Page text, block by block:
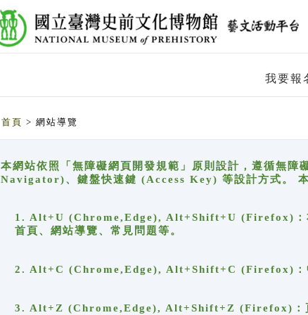
我要報
首頁 > 網站導覽
本網站依照「無障礙網頁開發規範」原則設計，遵循無
Navigator)、鍵盤快速鍵 (Access Key) 等設計方式。
1. Alt+U (Chrome,Edge), Alt+Shift+U (Firefox)：右
首頁、網站導覽、常見問題等。
2. Alt+C (Chrome,Edge), Alt+Shift+C (Firefox)：中
3. Alt+Z (Chrome,Edge), Alt+Shift+Z (Firefox)：